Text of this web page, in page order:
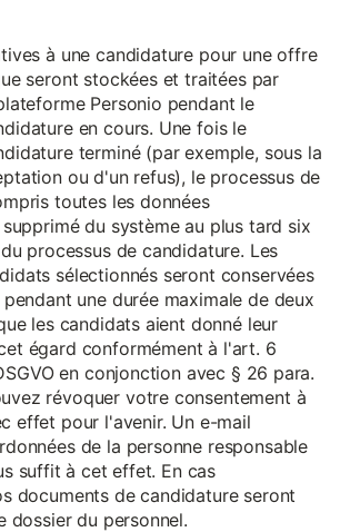
à une candidature pour une offre
seront stockées et traitées par
Personio pendant le
en cours. Une fois le
terminé (par exemple, sous la
ou d'un refus), le processus de
toutes les données
du système au plus tard six
processus de candidature. Les
sélectionnés seront conservées
une durée maximale de deux
les candidats aient donné leur
égard conformément à l'art. 6
en conjonction avec § 26 para.
révoquer votre consentement à
effet pour l'avenir. Un e-mail
de la personne responsable
suffit à cet effet. En cas
documents de candidature seront
dossier du personnel.